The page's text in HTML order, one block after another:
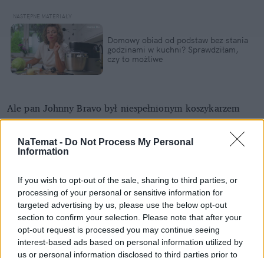
NaTemat - Do Not Process My Personal
Information
If you wish to opt-out of the sale, sharing to third parties, or
processing of your personal or sensitive information for
targeted advertising by us, please use the below opt-out
section to confirm your selection. Please note that after your
opt-out request is processed you may continue seeing
interest-based ads based on personal information utilized by
us or personal information disclosed to third parties prior to
Domowy obiad od podstaw bez stania
godzinami w kuchni? Sprawdziłam,
czy to możliwe
Ale pan Johnny Bravo był niespełnionym koszykarzem
(bozia poskąpiła wzrostu i chyba także talentu), więc
większość naszych zajęć odbywała się w ten sam sposób:
rozgrzewka, a następnie akcja jak z kibolskiego stadionu.
Dorastające dziewczęta z różnych warstw społecznych (w
mojej szkole był pełen przekrój, od dzieci z totalnej biedy,
po bardzo zamożne, co rodziło duży stres i agresję) nie
grały w piłkę, tylko faulowały.
Drapały do krwi, gryzły, podcinały nogi, szarpały